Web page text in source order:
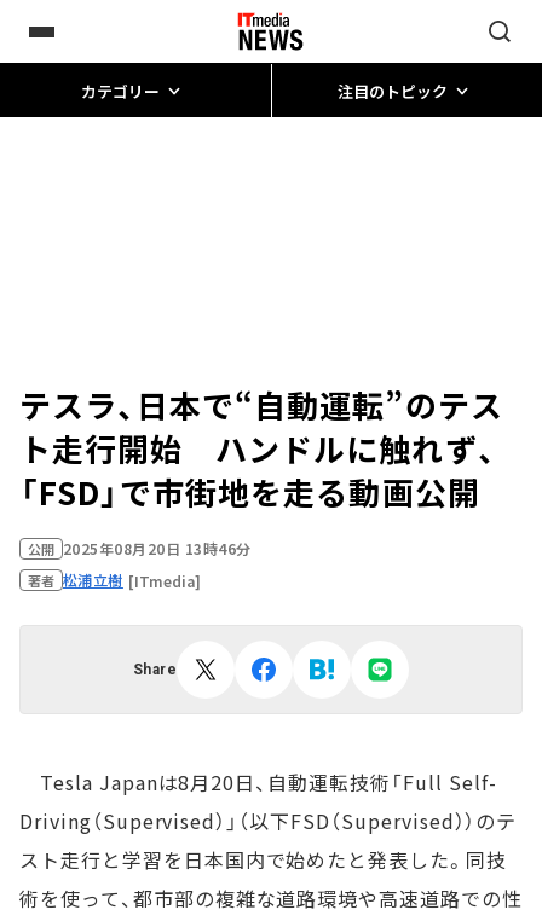
カテゴリー 注目のトピック
テスラ、日本で“自動運転”のテス
ト走行開始 ハンドルに触れず、
「FSD」で市街地を走る動画公開
公開 2025年08月20日 13時46分
著者 松浦立樹 [ITmedia]
Share
Tesla Japanは8月20日、自動運転技術「Full Self-
Driving（Supervised）」（以下FSD（Supervised））のテ
スト走行と学習を日本国内で始めたと発表した。同技
術を使って、都市部の複雑な道路環境や高速道路での性